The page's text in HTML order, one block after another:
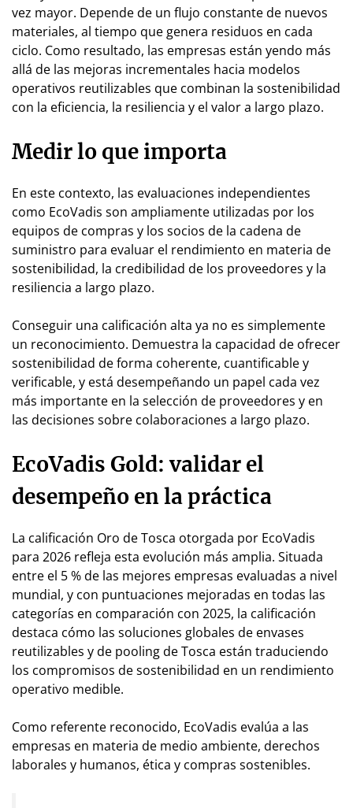
vez mayor. Depende de un flujo constante de nuevos
materiales, al tiempo que genera residuos en cada
ciclo. Como resultado, las empresas están yendo más
allá de las mejoras incrementales hacia modelos
operativos reutilizables que combinan la sostenibilidad
con la eficiencia, la resiliencia y el valor a largo plazo.
Medir lo que importa
En este contexto, las evaluaciones independientes
como EcoVadis son ampliamente utilizadas por los
equipos de compras y los socios de la cadena de
suministro para evaluar el rendimiento en materia de
sostenibilidad, la credibilidad de los proveedores y la
resiliencia a largo plazo.
Conseguir una calificación alta ya no es simplemente
un reconocimiento. Demuestra la capacidad de ofrecer
sostenibilidad de forma coherente, cuantificable y
verificable, y está desempeñando un papel cada vez
más importante en la selección de proveedores y en
las decisiones sobre colaboraciones a largo plazo.
EcoVadis Gold: validar el
desempeño en la práctica
La calificación Oro de Tosca otorgada por EcoVadis
para 2026 refleja esta evolución más amplia. Situada
entre el 5 % de las mejores empresas evaluadas a nivel
mundial, y con puntuaciones mejoradas en todas las
categorías en comparación con 2025, la calificación
destaca cómo las soluciones globales de envases
reutilizables y de pooling de Tosca están traduciendo
los compromisos de sostenibilidad en un rendimiento
operativo medible.
Como referente reconocido, EcoVadis evalúa a las
empresas en materia de medio ambiente, derechos
laborales y humanos, ética y compras sostenibles.